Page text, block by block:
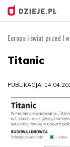
Europa i świat przed I
Titanic
PUBLIKACJA: